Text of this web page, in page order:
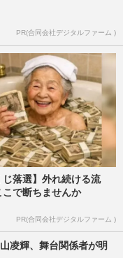
PR(合同会社デジタルファーム )
じ落選】外れ続ける流
こで断ちませんか
PR(合同会社デジタルファーム )
凌輝、舞台関係者が明